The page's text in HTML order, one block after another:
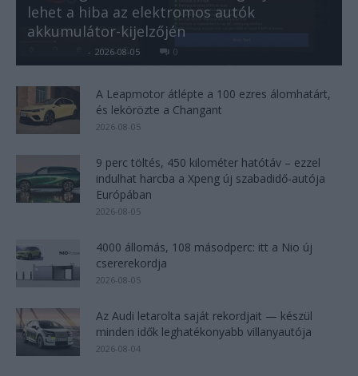
lehet a hiba az elektromos autók
akkumulátor-kijelzőjén
- 2026-08-05 0
A Leapmotor átlépte a 100 ezres álomhatárt,
és lekörözte a Changant
2026-08-05
9 perc töltés, 450 kilométer hatótáv – ezzel
indulhat harcba a Xpeng új szabadidő-autója
Európában
2026-08-05
4000 állomás, 108 másodperc: itt a Nio új
csererekordja
2026-08-05
Az Audi letarolta saját rekordjait — készül
minden idők leghatékonyabb villanyautója
2026-08-04